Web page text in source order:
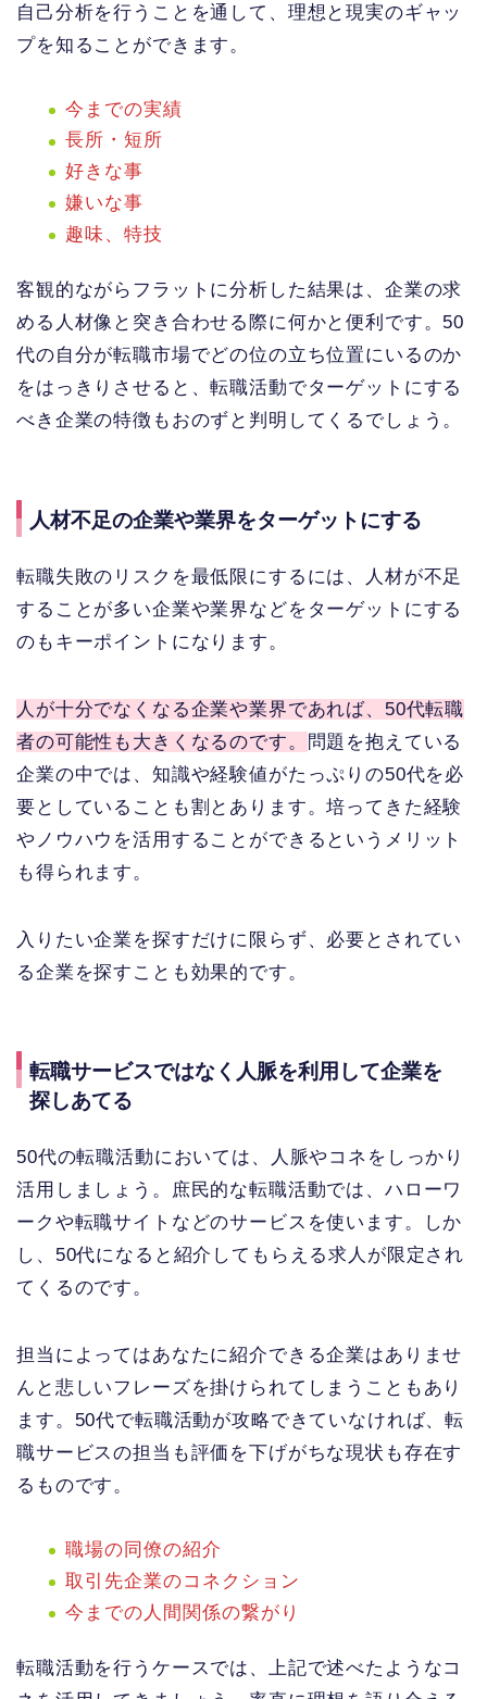
自己分析を行うことを通して、理想と現実のギャッ
プを知ることができます。
今までの実績
長所・短所
好きな事
嫌いな事
趣味、特技
客観的ながらフラットに分析した結果は、企業の求
める人材像と突き合わせる際に何かと便利です。50
代の自分が転職市場でどの位の立ち位置にいるのか
をはっきりさせると、転職活動でターゲットにする
べき企業の特徴もおのずと判明してくるでしょう。
人材不足の企業や業界をターゲットにする
転職失敗のリスクを最低限にするには、人材が不足
することが多い企業や業界などをターゲットにする
のもキーポイントになります。
人が十分でなくなる企業や業界であれば、50代転職
者の可能性も大きくなるのです。
問題を抱えている
企業の中では、知識や経験値がたっぷりの50代を必
要としていることも割とあります。培ってきた経験
やノウハウを活用することができるというメリット
も得られます。
入りたい企業を探すだけに限らず、必要とされてい
る企業を探すことも効果的です。
転職サービスではなく人脈を利用して企業を
探しあてる
50代の転職活動においては、人脈やコネをしっかり
活用しましょう。庶民的な転職活動では、ハローワ
ークや転職サイトなどのサービスを使います。しか
し、50代になると紹介してもらえる求人が限定され
てくるのです。
担当によってはあなたに紹介できる企業はありませ
んと悲しいフレーズを掛けられてしまうこともあり
ます。50代で転職活動が攻略できていなければ、転
職サービスの担当も評価を下げがちな現状も存在す
るものです。
職場の同僚の紹介
取引先企業のコネクション
今までの人間関係の繋がり
転職活動を行うケースでは、上記で述べたようなコ